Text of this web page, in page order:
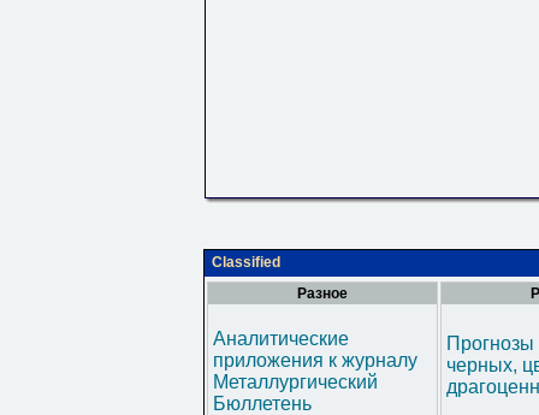
Classified
Разное
Аналитические
приложения к журналу
Металлургический
Бюллетень
черных,